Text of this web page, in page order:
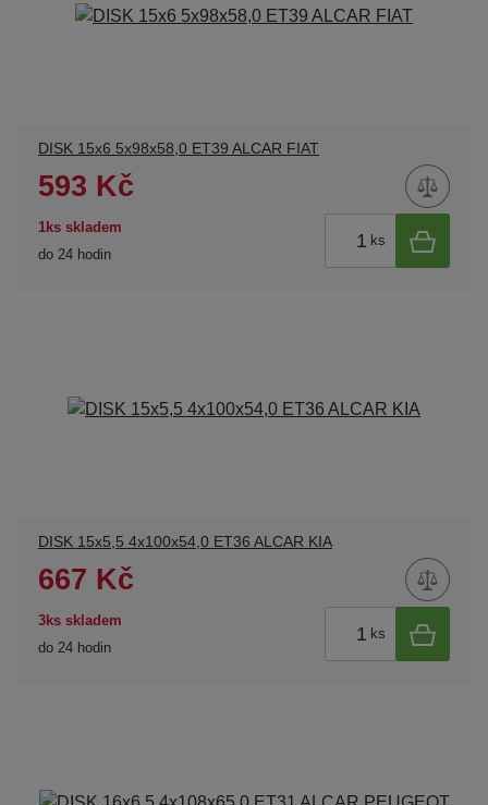
DISK 15x6 5x98x58,0 ET39 ALCAR FIAT
593 Kč
1ks skladem
do 24 hodin
ks
DISK 15x5,5 4x100x54,0 ET36 ALCAR KIA
667 Kč
3ks skladem
do 24 hodin
ks